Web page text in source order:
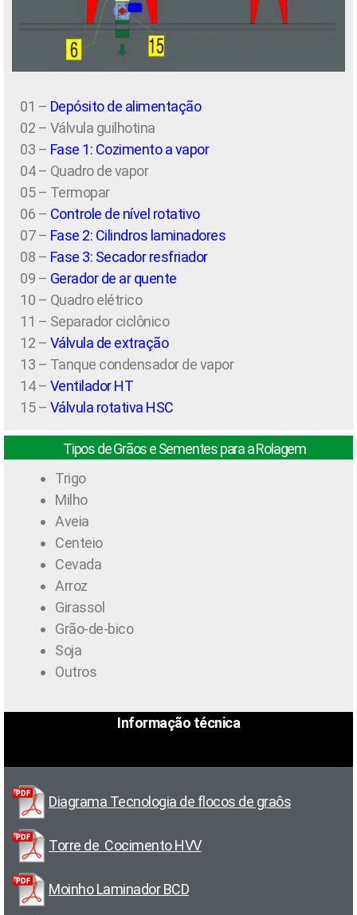
01 – Depósito de alimentação
02 – Válvula guilhotina
03 – Fase 1: Cozimento a vapor
04 – Quadro de vapor
05 – Termopar
06 – Controle de nível rotativo
07 – Fase 2: Cilindros laminadores
08 – Fase 3: Secador resfriador
09 – Gerador de ar quente
10 – Quadro elétrico
11 – Separador ciclônico
12 – Válvula de extração
13 – Tanque condensador de vapor
14 – Ventilador HT
15 – Válvula rotativa HSC
Tipos de Grãos e Sementes para a Rolagem
Trigo
Milho
Aveia
Centeio
Cevada
Arroz
Girassol
Grão-de-bico
Soja
Outros
Informação técnica
Diagrama Tecnologia de flocos de graôs
Torre de Cocimento HVV
Moinho Laminador BCD